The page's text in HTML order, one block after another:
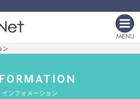
ン
インフォメーション